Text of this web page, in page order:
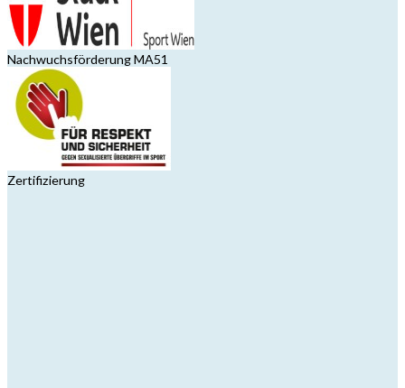
Nachwuchsförderung MA51
Zertifizierung